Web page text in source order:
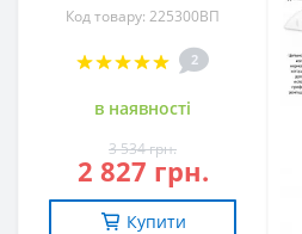
Код товару: 225300ВП
2
в наявностi
3 534 грн.
2 827 грн.
Купити